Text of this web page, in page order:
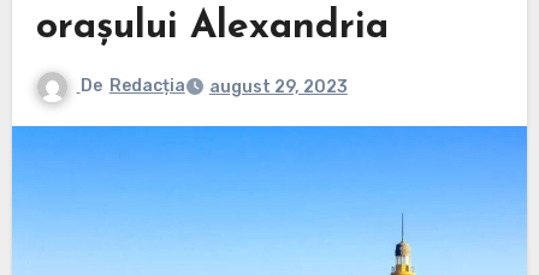
orașului Alexandria
De Redacția august 29, 2023